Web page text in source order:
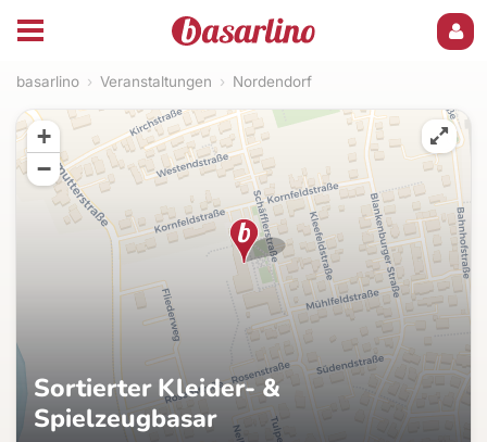
basarlino › Veranstaltungen › Nordendorf
Sortierter Kleider- &
Spielzeugbasar
+
−